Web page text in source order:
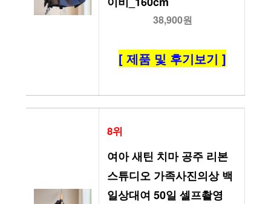
38,900원
[ 제품 및 후기보기 ]
8위
여아 새틴 치마 공주 리본
스튜디오 가족사진의상 백
일상대여 50일 셀프촬영